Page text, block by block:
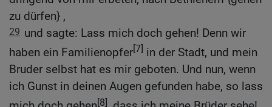
zu dürfen} ,
29 und sagte: Lass mich doch gehen! Denn wir
haben ein Familienopfer[7] in der Stadt, und mein
Bruder selbst hat es mir geboten. Und nun, wenn
ich Gunst in deinen Augen gefunden habe, so lass
[8]